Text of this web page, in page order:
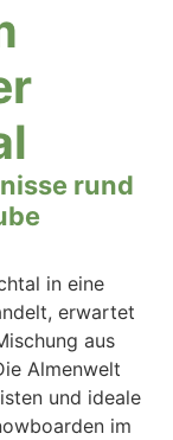
rund
in eine
erwartet
aus
Almenwelt
und ideale
im